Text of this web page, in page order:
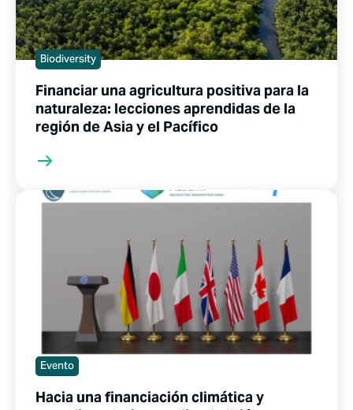
Biodiversity
Financiar una agricultura positiva para la
naturaleza: lecciones aprendidas de la
región de Asia y el Pacífico
Evento
Hacia una financiación climática y